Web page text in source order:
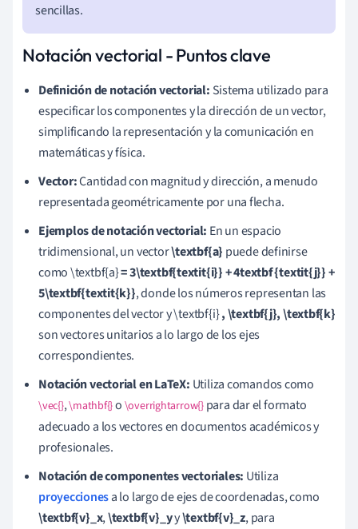
sencillas.
Notación vectorial - Puntos clave
Definición de notación vectorial: Sistema utilizado para
especificar los componentes y la dirección de un vector,
simplificando la representación y la comunicación en
matemáticas y física.
Vector:Cantidad con magnitud y dirección, a menudo
representada geométricamente por una flecha.
Ejemplos de notación vectorial: En un espacio
tridimensional, un vector\textbf{a} puede definirse
como \textbf{a}= 3\textbf{textit{i}} + 4textbf {textit{j}} +
5\textbf{textit{k}}, donde los números representan las
componentes del vector y \textbf{i}, \textbf{j}, \textbf{k}
son vectores unitarios a lo largo de los ejes
correspondientes.
Notación vectorial en LaTeX: Utiliza comandos como
\vec{},\mathbf{}o \overrightarrow{}para dar el formato
adecuado a los vectores en documentos académicos y
profesionales.
Notación de componentes vectoriales: Utiliza
proyeccionesa lo largo de ejes de coordenadas, como
\textbf{v}_x,\textbf{v}_yy\textbf{v}_z, para